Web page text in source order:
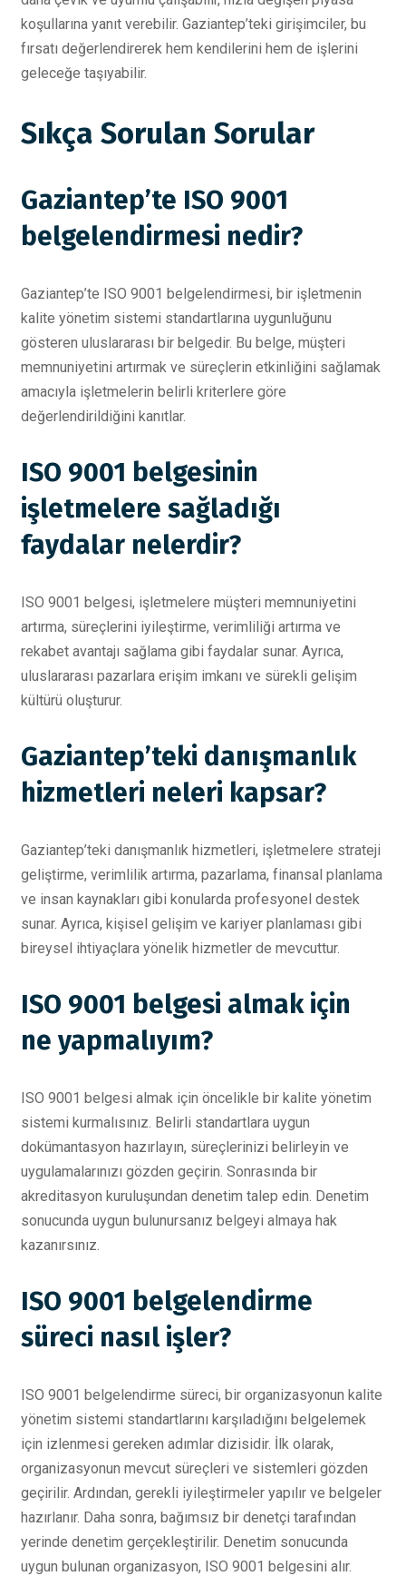
koşullarına yanıt verebilir. Gaziantep’teki girişimciler, bu
fırsatı değerlendirerek hem kendilerini hem de işlerini
geleceğe taşıyabilir.
Sıkça Sorulan Sorular
Gaziantep’te ISO 9001
belgelendirmesi nedir?
Gaziantep’te ISO 9001 belgelendirmesi, bir işletmenin
kalite yönetim sistemi standartlarına uygunluğunu
gösteren uluslararası bir belgedir. Bu belge, müşteri
memnuniyetini artırmak ve süreçlerin etkinliğini sağlamak
amacıyla işletmelerin belirli kriterlere göre
değerlendirildiğini kanıtlar.
ISO 9001 belgesinin
işletmelere sağladığı
faydalar nelerdir?
ISO 9001 belgesi, işletmelere müşteri memnuniyetini
artırma, süreçlerini iyileştirme, verimliliği artırma ve
rekabet avantajı sağlama gibi faydalar sunar. Ayrıca,
uluslararası pazarlara erişim imkanı ve sürekli gelişim
kültürü oluşturur.
Gaziantep’teki danışmanlık
hizmetleri neleri kapsar?
Gaziantep’teki danışmanlık hizmetleri, işletmelere strateji
geliştirme, verimlilik artırma, pazarlama, finansal planlama
ve insan kaynakları gibi konularda profesyonel destek
sunar. Ayrıca, kişisel gelişim ve kariyer planlaması gibi
bireysel ihtiyaçlara yönelik hizmetler de mevcuttur.
ISO 9001 belgesi almak için
ne yapmalıyım?
ISO 9001 belgesi almak için öncelikle bir kalite yönetim
sistemi kurmalısınız. Belirli standartlara uygun
dokümantasyon hazırlayın, süreçlerinizi belirleyin ve
uygulamalarınızı gözden geçirin. Sonrasında bir
akreditasyon kuruluşundan denetim talep edin. Denetim
sonucunda uygun bulunursanız belgeyi almaya hak
kazanırsınız.
ISO 9001 belgelendirme
süreci nasıl işler?
ISO 9001 belgelendirme süreci, bir organizasyonun kalite
yönetim sistemi standartlarını karşıladığını belgelemek
için izlenmesi gereken adımlar dizisidir. İlk olarak,
organizasyonun mevcut süreçleri ve sistemleri gözden
geçirilir. Ardından, gerekli iyileştirmeler yapılır ve belgeler
hazırlanır. Daha sonra, bağımsız bir denetçi tarafından
yerinde denetim gerçekleştirilir. Denetim sonucunda
uygun bulunan organizasyon, ISO 9001 belgesini alır.